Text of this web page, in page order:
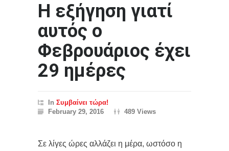
Η εξήγηση γιατί
αυτός ο
Φεβρουάριος έχει
29 ημέρες
In Συμβαίνει τώρα!
February 29, 2016
489 Views
Σε λίγες ώρες αλλάζει η μέρα, ωστόσο η